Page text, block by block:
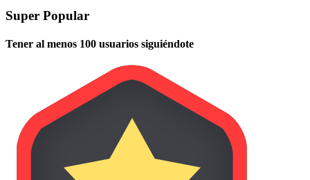
Super Popular
Tener al menos 100 usuarios siguiéndote